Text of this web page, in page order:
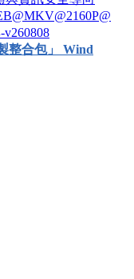
v260808
整合包」 Wind